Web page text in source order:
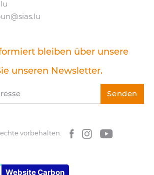
bleiben über unsere
unseren Newsletter.
Senden
vorbehalten. FacebookInstagram
Website Carbon